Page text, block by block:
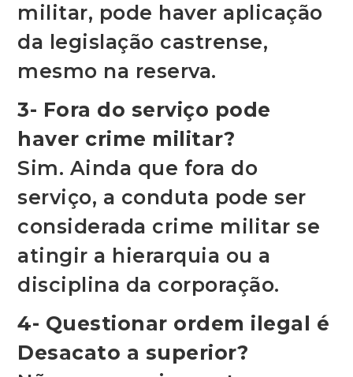
militar, pode haver aplicação
da legislação castrense,
mesmo na reserva.
3- Fora do serviço pode
haver crime militar?
Sim. Ainda que fora do
serviço, a conduta pode ser
considerada crime militar se
atingir a hierarquia ou a
disciplina da corporação.
4- Questionar ordem ilegal é
Desacato a superior?